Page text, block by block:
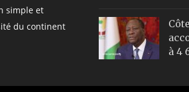
simple et
du continent
à 4